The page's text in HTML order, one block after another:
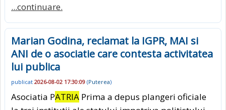
...continuare.
Marian Godina, reclamat la IGPR, MAI si
ANI de o asociatie care contesta activitatea
lui publica
publicat 2026-08-02 17:30:09 (Puterea)
Asociatia PATRIA Prima a depus plangeri oficiale